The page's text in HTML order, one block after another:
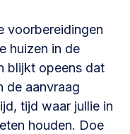
en communicatie >
betaalde krachten
voorbereidingen
huizen in de
blijkt opeens dat
de aanvraag
tijd waar jullie in
houden. Doe